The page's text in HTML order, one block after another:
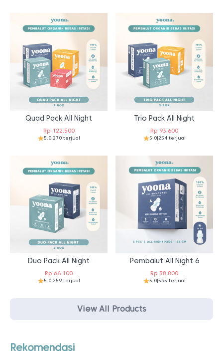
Quad Pack All Night
Rp122.500
5.0|270 terjual
Trio Pack All Night
Rp 93.600
5.0|254 terjual
Duo Pack All Night
Rp 66.100
5.0|259 terjual
Pembalut All Night 6
Rp 38.800
5.0|535 terjual
View All Products
Rekomendasi